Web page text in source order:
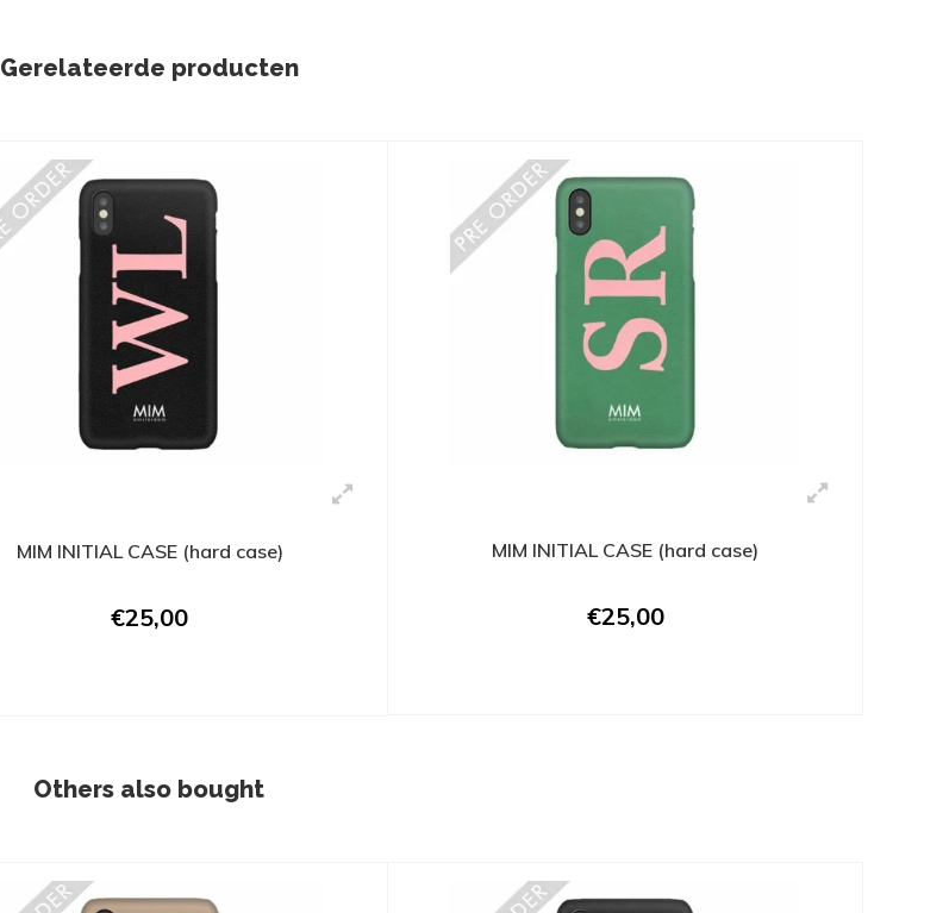
Gerelateerde producten
MIM INITIAL CASE (hard case)
€25,00
MIM INITIAL CASE (hard case)
€25,00
Others also bought